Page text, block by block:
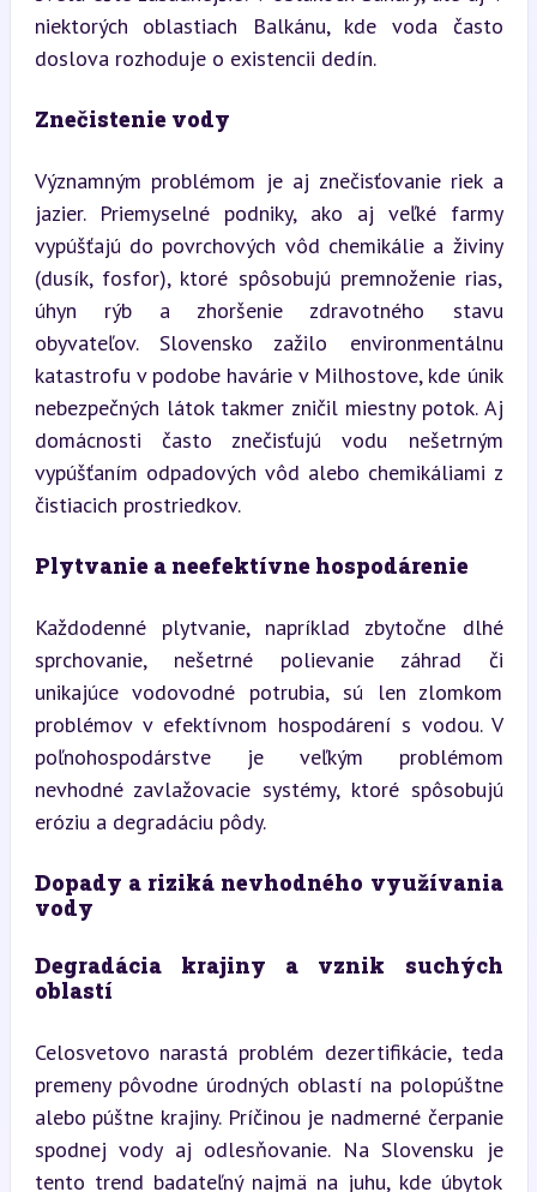
niektorých oblastiach Balkánu, kde voda často
doslova rozhoduje o existencii dedín.
Znečistenie vody
Významným problémom je aj znečisťovanie riek a
jazier. Priemyselné podniky, ako aj veľké farmy
vypúšťajú do povrchových vôd chemikálie a živiny
(dusík, fosfor), ktoré spôsobujú premnoženie rias,
úhyn rýb a zhoršenie zdravotného stavu
obyvateľov. Slovensko zažilo environmentálnu
katastrofu v podobe havárie v Milhostove, kde únik
nebezpečných látok takmer zničil miestny potok. Aj
domácnosti často znečisťujú vodu nešetrným
vypúšťaním odpadových vôd alebo chemikáliami z
čistiacich prostriedkov.
Plytvanie a neefektívne hospodárenie
Každodenné plytvanie, napríklad zbytočne dlhé
sprchovanie, nešetrné polievanie záhrad či
unikajúce vodovodné potrubia, sú len zlomkom
problémov v efektívnom hospodárení s vodou. V
poľnohospodárstve je veľkým problémom
nevhodné zavlažovacie systémy, ktoré spôsobujú
eróziu a degradáciu pôdy.
Dopady a riziká nevhodného využívania
vody
Degradácia krajiny a vznik suchých
oblastí
Celosvetovo narastá problém dezertifikácie, teda
premeny pôvodne úrodných oblastí na polopúštne
alebo púštne krajiny. Príčinou je nadmerné čerpanie
spodnej vody aj odlesňovanie. Na Slovensku je
tento trend badateľný najmä na juhu, kde úbytok